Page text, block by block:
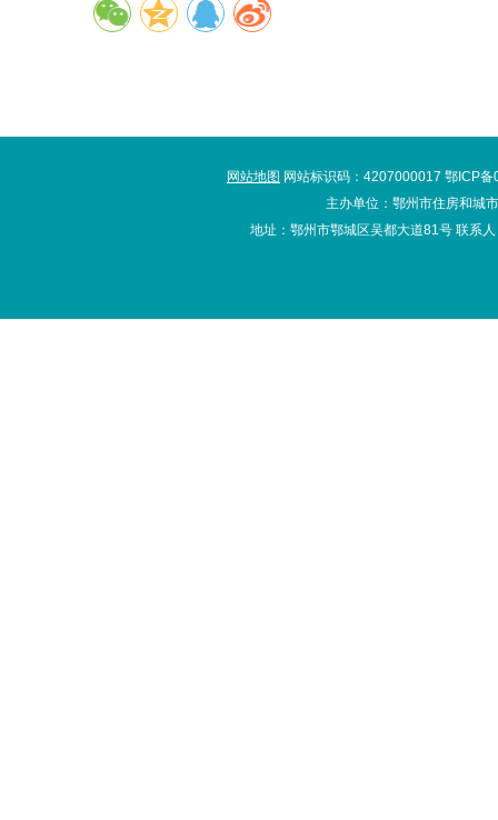
网站地图 网站标识码：4207000017 鄂ICP
主办单位：鄂州市住房和城
地址：鄂州市鄂城区吴都大道81号 联系